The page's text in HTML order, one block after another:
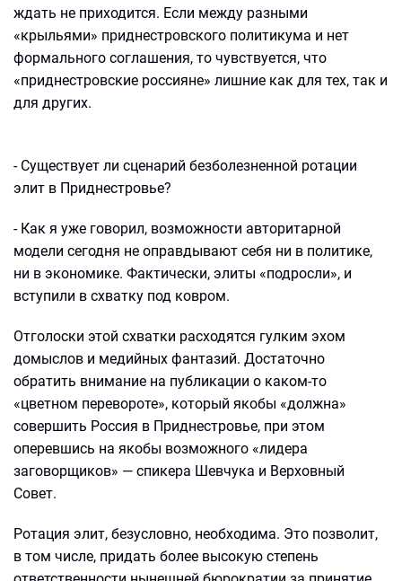
ждать не приходится. Если между разными
«крыльями» приднестровского политикума и нет
формального соглашения, то чувствуется, что
«приднестровские россияне» лишние как для тех, так и
для других.
- Существует ли сценарий безболезненной ротации
элит в Приднестровье?
- Как я уже говорил, возможности авторитарной
модели сегодня не оправдывают себя ни в политике,
ни в экономике. Фактически, элиты «подросли», и
вступили в схватку под ковром.
Отголоски этой схватки расходятся гулким эхом
домыслов и медийных фантазий. Достаточно
обратить внимание на публикации о каком-то
«цветном перевороте», который якобы «должна»
совершить Россия в Приднестровье, при этом
оперевшись на якобы возможного «лидера
заговорщиков» — спикера Шевчука и Верховный
Совет.
Ротация элит, безусловно, необходима. Это позволит,
в том числе, придать более высокую степень